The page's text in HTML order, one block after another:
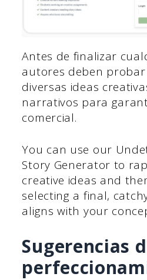
Antes de finalizar
autores deben
diversas ideas
narrativos para
comercial.
You can use our
Story Generator to
creative ideas and
selecting a final,
aligns with your
Sugerencias